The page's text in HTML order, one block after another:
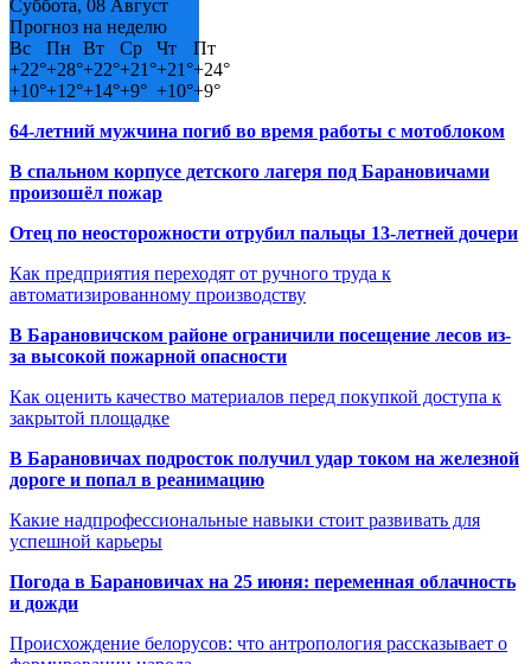
Суббота, 08 Август
Прогноз на неделю
Вс
Пн Вт Ср Чт
Пт
+22°+28°+22°+21°+21°+24°
+10°+12°+14°+9° +10°+9°
64-летний мужчина погиб во время работы с мотоблоком
В спальном корпусе детского лагеря под Барановичами
произошёл пожар
Отец по неосторожности отрубил пальцы 13-летней дочери
Как предприятия переходят от ручного труда к
автоматизированному производству
В Барановичском районе ограничили посещение лесов из-
за высокой пожарной опасности
Как оценить качество материалов перед покупкой доступа к
закрытой площадке
В Барановичах подросток получил удар током на железной
дороге и попал в реанимацию
Какие надпрофессиональные навыки стоит развивать для
успешной карьеры
Погода в Барановичах на 25 июня: переменная облачность
и дожди
Происхождение белорусов: что антропология рассказывает о